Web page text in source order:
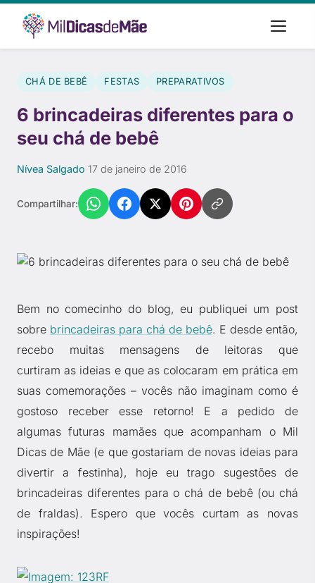
CHÁ DE BEBÊ FESTAS PREPARATIVOS
6 brincadeiras diferentes para o
seu chá de bebê
Nívea Salgado 17 de janeiro de 2016
Compartilhar:
Bem no comecinho do blog, eu publiquei um post
sobre brincadeiras para chá de bebê. E desde então,
recebo muitas mensagens de leitoras que
curtiram as ideias e que as colocaram em prática em
suas comemorações – vocês não imaginam como é
gostoso receber esse retorno! E a pedido de
algumas futuras mamães que acompanham o Mil
Dicas de Mãe (e que gostariam de novas ideias para
divertir a festinha), hoje eu trago sugestões de
brincadeiras diferentes para o chá de bebê (ou chá
de fraldas). Espero que vocês curtam as novas
inspirações!